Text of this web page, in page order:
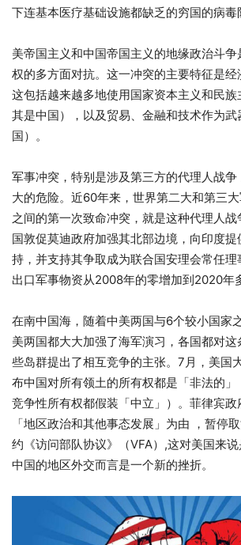
下连基本医疗基础设施都缺乏的穷国的病毒
美帝国主义和中国帝国主义的地缘政治斗
权的多方面对抗。这一冲突的主要特征是经
这包括越来越多地使用国家资本主义和民
其是中国），以及贸易、金融和技术作为武
国）。
军事冲突，特别是涉及第三方的代理人战
大的危险。近60年来，世界第二大和第三
之间的第一次致命冲突，就是这种代理人
国敦促莫迪政府加强其北部边境，向印度提
持，并支持其争取成为联合国安理会常任
出口军事物资从2008年的零增加到2020年
在南中国海，随着中美两国与6个较小国家
美两国都大大加强了海军演习，各国都对
些岛群提出了相互竞争的主张。7月，美国
布中国对所有领土的所有权都是「非法的
竞争性所有权都假装「中立」）。菲律宾
「地区政治和其他事态发展」为由 ，暂停
约《访问部队协议》（VFA）,这对美国来
中国的地区外交而言是一个新的挫折。